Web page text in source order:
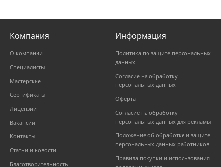
Компания
О компании
Специалисты
Мастерские
Сертификаты
Лицензии
Вакансии
Контакты
Статьи и новости
Благотворительность
Информация
Политика по защите персональных
данных
Согласие на обработку
персональных данных
Оферта
Согласие на обработку
персональных данных для рекламы
Положение об обработке и защите
персональных данных работников
Правила покупки и использования